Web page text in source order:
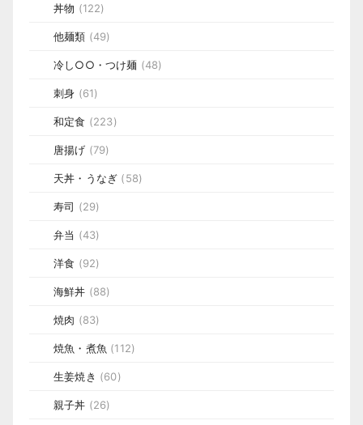
丼物 (122)
他麺類 (49)
冷し○○・つけ麺 (48)
刺身 (61)
和定食 (223)
唐揚げ (79)
天丼・うなぎ (58)
寿司 (29)
弁当 (43)
洋食 (92)
海鮮丼 (88)
焼肉 (83)
焼魚・煮魚 (112)
生姜焼き (60)
親子丼 (26)